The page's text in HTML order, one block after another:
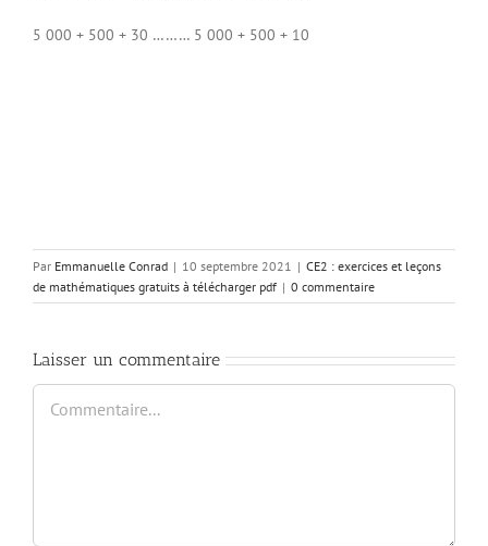
5 000 + 500 + 30 ……… 5 000 + 500 + 10
Par Emmanuelle Conrad | 10 septembre 2021 | CE2 : exercices et leçons
de mathématiques gratuits à télécharger pdf | 0 commentaire
Laisser un commentaire
Commentaire